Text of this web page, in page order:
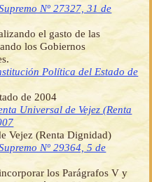
Nº 27327, 31 de
el gasto de las
los Gobiernos
Política del Estado de
de 2004
Universal de Vejez (Renta
Vejez (Renta Dignidad)
Nº 29364, 5 de
los Parágrafos V y